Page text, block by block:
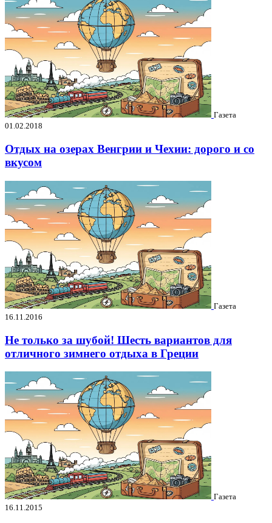
Газета
01.02.2018
Отдых на озерах Венгрии и Чехии: дорого и со
вкусом
Газета
16.11.2016
Не только за шубой! Шесть вариантов для
отличного зимнего отдыха в Греции
Газета
16.11.2015